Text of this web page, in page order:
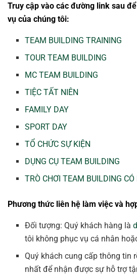
Truy cập vào các đường link sau
vụ của chúng tôi:
TEAM BUILDING TRAINING
TOUR TEAM BUILDING
MC TEAM BUILDING
TIỆC TẤT NIÊN
FAMILY DAY
SPORT DAY
TỔ CHỨC SỰ KIỆN
DỤNG CỤ TEAM BUILDING
TRÒ CHƠI TEAM BUILDING
Phương thức liên hệ làm việc và
Đối tượng: Quý khách hàng là
tôi không phục vụ cá nhân
Quý khách cung cấp thông tin
nhất để nhận được sự hỗ trợ